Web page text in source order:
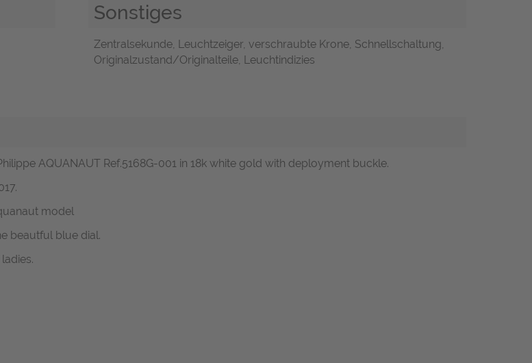
Sonstiges
Zentralsekunde, Leuchtzeiger, verschraubte Krone, Schnellschaltung,
Originalzustand/Originalteile, Leuchtindizies
AQUANAUT Ref.5168G-001 in 18k white gold with deployment buckle.
model
beautful blue dial.